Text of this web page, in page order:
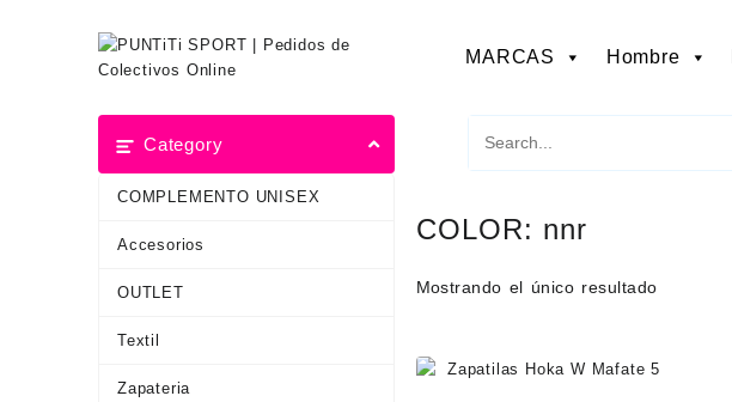
MARCAS Hombre
Category
COMPLEMENTO UNISEX
Accesorios
OUTLET
Textil
Zapateria
COLOR: nnr
Mostrando el único resultado